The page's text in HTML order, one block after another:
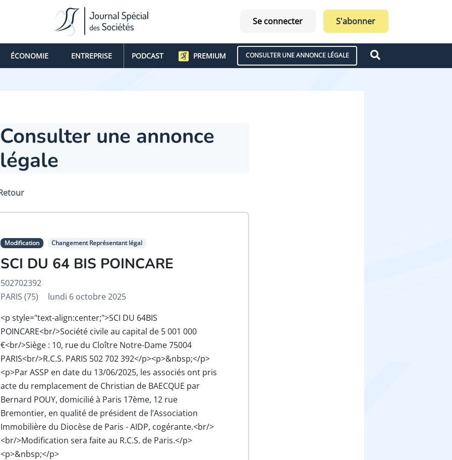
Se connecter S'abonner
ÉCONOMIE ENTREPRISE PODCAST PREMIUM CONSULTER UNE ANNONCE LÉGALE
Consulter une annonce
légale
Modification Changement Représentant légal
SCI DU 64 BIS POINCARE
502702392
PARIS (75)
lundi 6 octobre 2025
<p style="text-align:center;">SCI DU 64BIS
POINCARE<br/>Société civile au capital de 5 001 000
€<br/>Siège : 10, rue du Cloître Notre-Dame 75004
PARIS<br/>R.C.S. PARIS 502 702 392</p><p>&nbsp;</p>
<p>Par ASSP en date du 13/06/2025, les associés ont pris
acte du remplacement de Christian de BAECQUE par
Bernard POUY, domicilié à Paris 17ème, 12 rue
Bremontier, en qualité de président de l’Association
Immobilière du Diocèse de Paris - AIDP, cogérante.<br/>
<br/>Modification sera faite au R.C.S. de Paris.</p>
<p>&nbsp;</p>